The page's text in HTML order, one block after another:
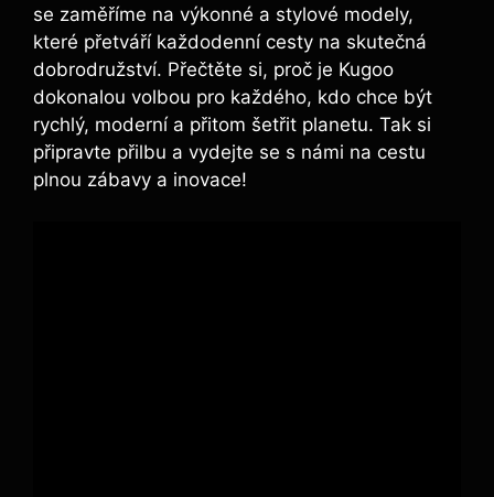
se zaměříme na výkonné a stylové modely,
které přetváří každodenní cesty na skutečná
dobrodružství. Přečtěte si, proč je Kugoo
dokonalou volbou pro každého, kdo chce být
rychlý, moderní a přitom šetřit planetu. Tak si
připravte přilbu a vydejte se s námi na cestu
plnou zábavy a inovace!